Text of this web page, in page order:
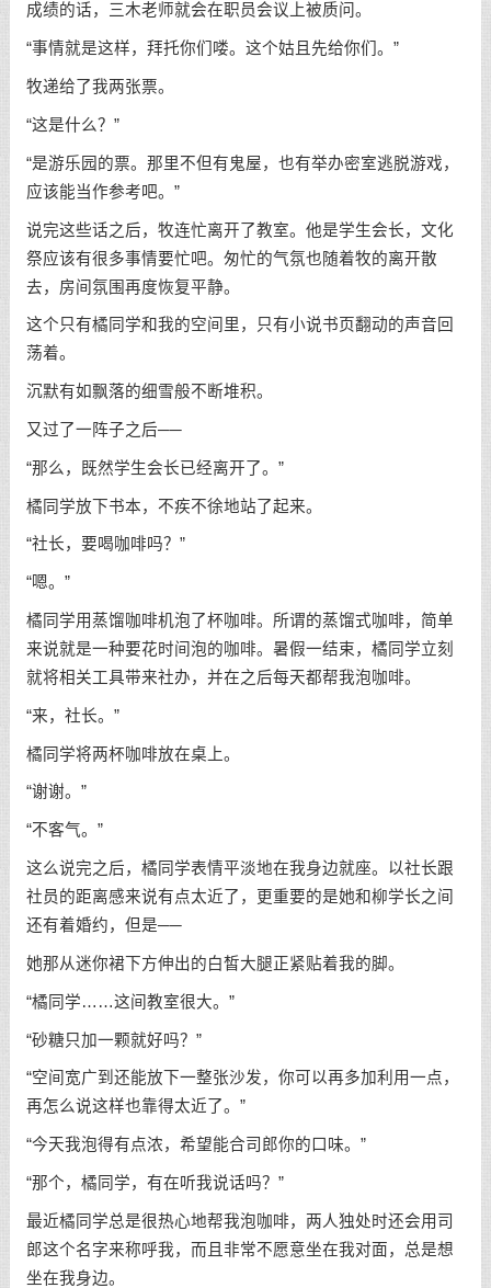
成绩的话，三木老师就会在职员会议上被质问。
“事情就是这样，拜托你们喽。这个姑且先给你们。”
牧递给了我两张票。
“这是什么？”
“是游乐园的票。那里不但有鬼屋，也有举办密室逃脱游戏，
应该能当作参考吧。”
说完这些话之后，牧连忙离开了教室。他是学生会长，文化
祭应该有很多事情要忙吧。匆忙的气氛也随着牧的离开散
去，房间氛围再度恢复平静。
这个只有橘同学和我的空间里，只有小说书页翻动的声音回
荡着。
沉默有如飘落的细雪般不断堆积。
又过了一阵子之后──
“那么，既然学生会长已经离开了。”
橘同学放下书本，不疾不徐地站了起来。
“社长，要喝咖啡吗？”
“嗯。”
橘同学用蒸馏咖啡机泡了杯咖啡。所谓的蒸馏式咖啡，简单
来说就是一种要花时间泡的咖啡。暑假一结束，橘同学立刻
就将相关工具带来社办，并在之后每天都帮我泡咖啡。
“来，社长。”
橘同学将两杯咖啡放在桌上。
“谢谢。”
“不客气。”
这么说完之后，橘同学表情平淡地在我身边就座。以社长跟
社员的距离感来说有点太近了，更重要的是她和柳学长之间
还有着婚约，但是──
她那从迷你裙下方伸出的白皙大腿正紧贴着我的脚。
“橘同学……这间教室很大。”
“砂糖只加一颗就好吗？”
“空间宽广到还能放下一整张沙发，你可以再多加利用一点，
再怎么说这样也靠得太近了。”
“今天我泡得有点浓，希望能合司郎你的口味。”
“那个，橘同学，有在听我说话吗？”
最近橘同学总是很热心地帮我泡咖啡，两人独处时还会用司
郎这个名字来称呼我，而且非常不愿意坐在我对面，总是想
坐在我身边。